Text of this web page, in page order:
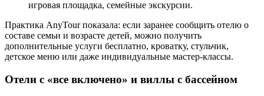
игровая площадка, семейные экскурсии.
Практика AnyTour показала: если заранее сообщить отелю о
составе семьи и возрасте детей, можно получить
дополнительные услуги бесплатно, кроватку, стульчик,
детское меню или даже индивидуальные мастер-классы.
Отели с «все включено» и виллы с бассейном